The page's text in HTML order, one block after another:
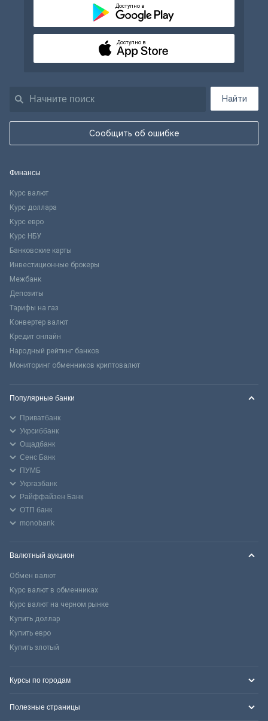
Найти
Сообщить об ошибке
Доступно в
Доступно в
Финансы
Курс валют
Курс доллара
Курс евро
Курс НБУ
Банковские карты
Инвестиционные брокеры
Межбанк
Депозиты
Тарифы на газ
Конвертер валют
Кредит онлайн
Народный рейтинг банков
Мониторинг обменников криптовалют
Популярные банки
Приватбанк
Укрсиббанк
Ощадбанк
Сенс Банк
ПУМБ
Укргазбанк
Райффайзен Банк
ОТП банк
monobank
Валютный аукцион
Обмен валют
Курс валют в обменниках
Курс валют на черном рынке
Купить доллар
Купить евро
Купить злотый
Курсы по городам
Полезные страницы